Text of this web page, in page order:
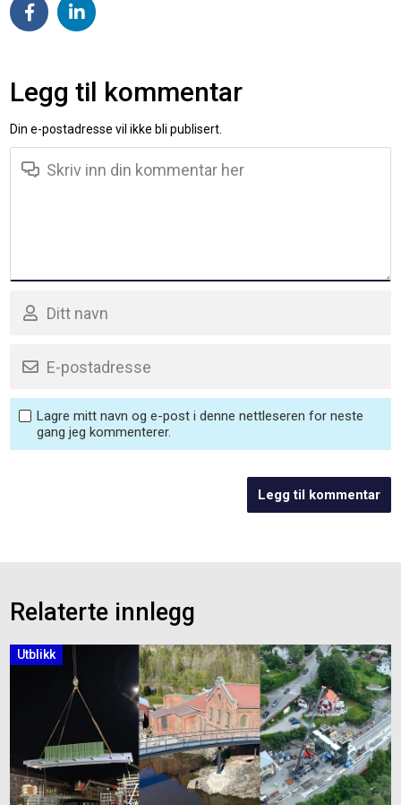
Legg til kommentar
Din e-postadresse vil ikke bli publisert.
Lagre mitt navn og e-post i denne nettleseren for neste
gang jeg kommenterer.
Relaterte innlegg
Utblikk